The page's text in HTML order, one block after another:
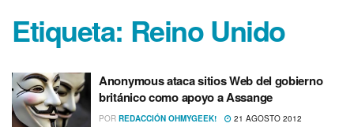
Etiqueta: Reino Unido
Anonymous ataca sitios Web del gobierno
británico como apoyo a Assange
POR REDACCIÓN OHMYGEEK! 21 AGOSTO 2012